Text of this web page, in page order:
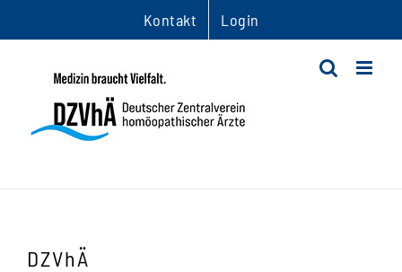
Inhalt
Kontakt Login
DZVhÄ